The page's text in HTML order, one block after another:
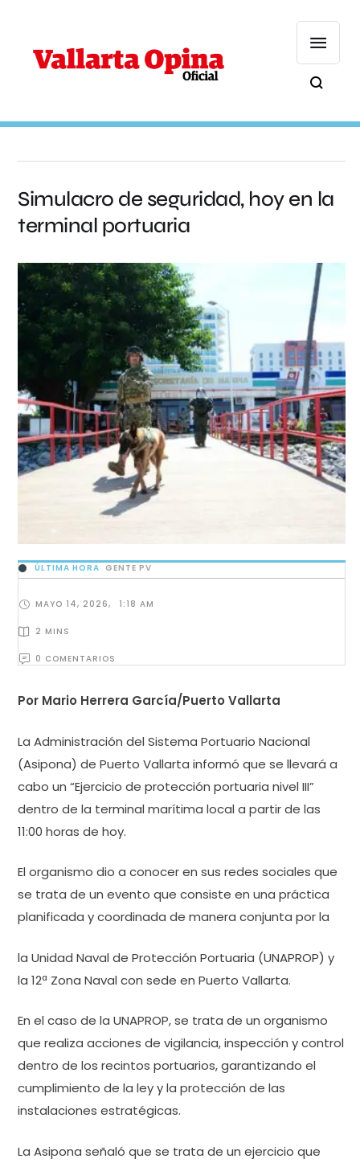
Simulacro de seguridad, hoy en la
terminal portuaria
ÚLTIMA HORA GENTE PV
MAYO 14, 2026, 1:18 AM
2 MINS
0 COMENTARIOS
Por Mario Herrera García/Puerto Vallarta
La Administración del Sistema Portuario Nacional
(Asipona) de Puerto Vallarta informó que se llevará a
cabo un “Ejercicio de protección portuaria nivel III”
dentro de la terminal marítima local a partir de las
11:00 horas de hoy.
El organismo dio a conocer en sus redes sociales que
se trata de un evento que consiste en una práctica
planificada y coordinada de manera conjunta por la
la Unidad Naval de Protección Portuaria (UNAPROP) y
la 12ª Zona Naval con sede en Puerto Vallarta.
En el caso de la UNAPROP, se trata de un organismo
que realiza acciones de vigilancia, inspección y control
dentro de los recintos portuarios, garantizando el
cumplimiento de la ley y la protección de las
instalaciones estratégicas.
La Asipona señaló que se trata de un ejercicio que